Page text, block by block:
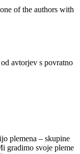
of the authors with
avtorjev s povratno
plemena – skupine
gradimo svoje pleme